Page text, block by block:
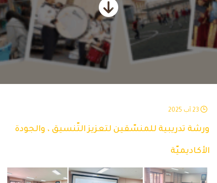
ورشة تدريبية للمنسّقين لتعزيز التّنسيق ، والجودة
الأكاديميّة